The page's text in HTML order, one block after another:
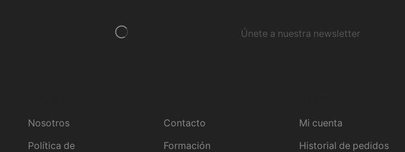
Únete a nuestra newsletter
Nosotros
Política de
Contacto
Formación
Mi cuenta
Historial de pedidos